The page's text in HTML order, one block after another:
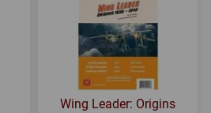
Wing Leader: Origins